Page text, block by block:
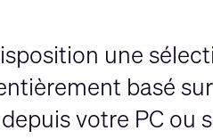
une
basé
votre PC ou